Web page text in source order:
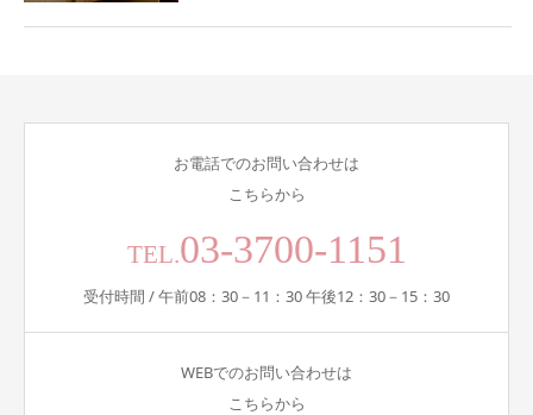
お電話でのお問い合わせは
こちらから
TEL.03-3700-1151
受付時間 / 午前08：30－11：30 午後12：30－15：30
WEBでのお問い合わせは
こちらから